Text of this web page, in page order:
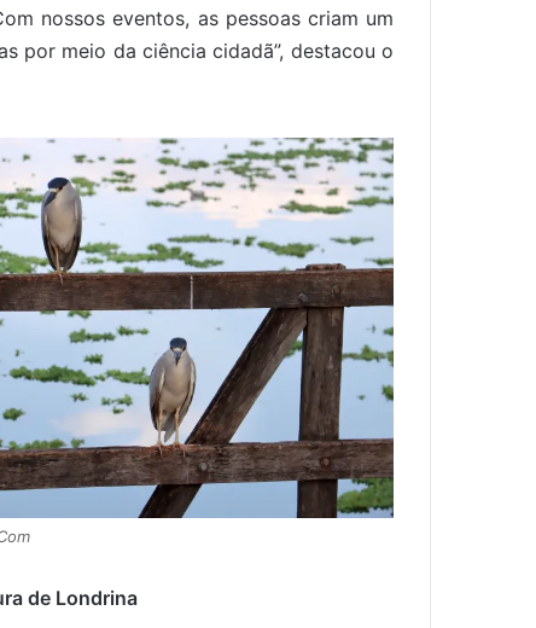
nossos eventos, as pessoas criam um
por meio da ciência cidadã”, destacou o
de Londrina